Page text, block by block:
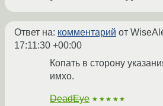
Ответ на: комментарий от
17:11:30 +00:00
Копать в сторону
имхо.
DeadEye ★★★★★